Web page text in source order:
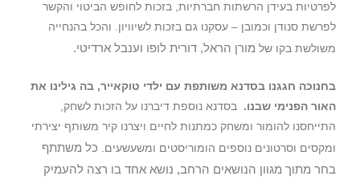
לפרטיות בעידן הרשתות חברתיות, בזכות לחופש הביטוי והקשר
לפרשת סנודן וכמובן – עסקנו גם בזכות לשיוויון. והכל בהנחייה
משולשת בקו של מורן הראל, דורית לופו וענבל ארדיטי.
בחנוכה חגגנו בסדנא משותפת עם ילדי טוקאייר, בה גילינו את
האור הפנימי שבנו. בסדנא נוספת דיברנו על הזכות לשחק,
התייחסנו להומור ומשחק כמתנות לחיים ויצרנו קיר משותף יצירתי
ומקסים וסרטונים נוספים הומוריסטים ומשעשעים. כל משתתף
בחר מתוך מגוון הנושאים הרחב, נושא אחד בו רצה להעמיק